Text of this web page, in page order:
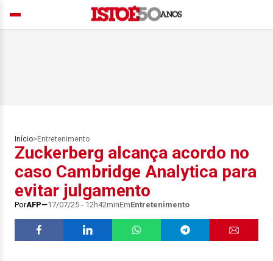
Início> Entretenimento
Zuckerberg alcança acordo no
caso Cambridge Analytica para
evitar julgamento
PorAFP 17/07/25 - 12h42minEmEntretenimento